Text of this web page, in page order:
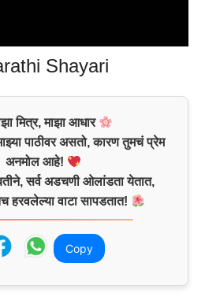
Shayari
मित्र, माझा आधार
पाठीवर असतो, कारण तुमचं प्रेम
अनमोल आहे!
सर्व अडचणी ओलांडता येतात,
हरवलेल्या वाटा सापडतात!
Copy